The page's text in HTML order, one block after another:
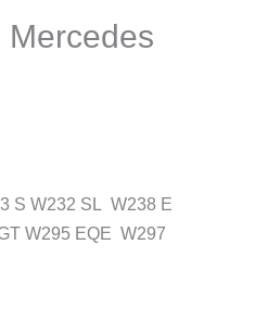
S W232 SL W238 E
W295 EQE W297